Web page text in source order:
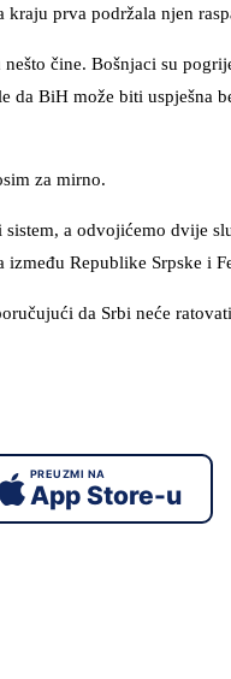
kraju prva podržala njen
čine. Bošnjaci su
BiH može biti uspješna
za mirno.
a odvojićemo dvije
Republike Srpske i
da Srbi neće
PREUZMI NA
App Store-u